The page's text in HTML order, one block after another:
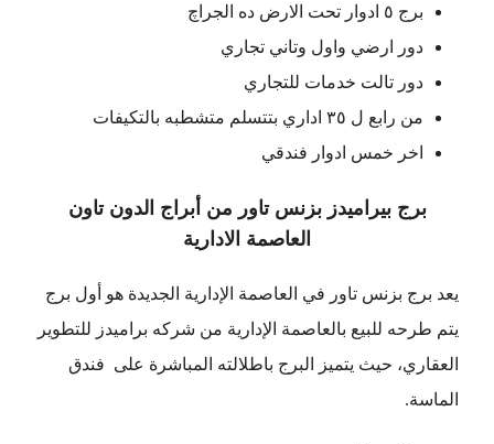
برج ٥ ادوار تحت الارض ده الجراچ
دور ارضي واول وتاني تجاري
دور تالت خدمات للتجاري
من رابع ل ٣٥ اداري بتتسلم متشطبه بالتكيفات
اخر خمس ادوار فندقي
برج بيراميدز بزنس تاور من أبراج الدون تاون
العاصمة الادارية
يعد برج بزنس تاور في العاصمة الإدارية الجديدة هو أول برج
يتم طرحه للبيع بالعاصمة الإدارية من شركه براميدز للتطوير
العقاري، حيث يتميز البرج باطلالته المباشرة على فندق
الماسة.